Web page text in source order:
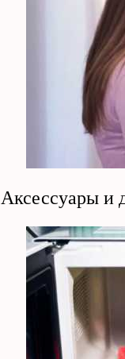
Аксессуары и